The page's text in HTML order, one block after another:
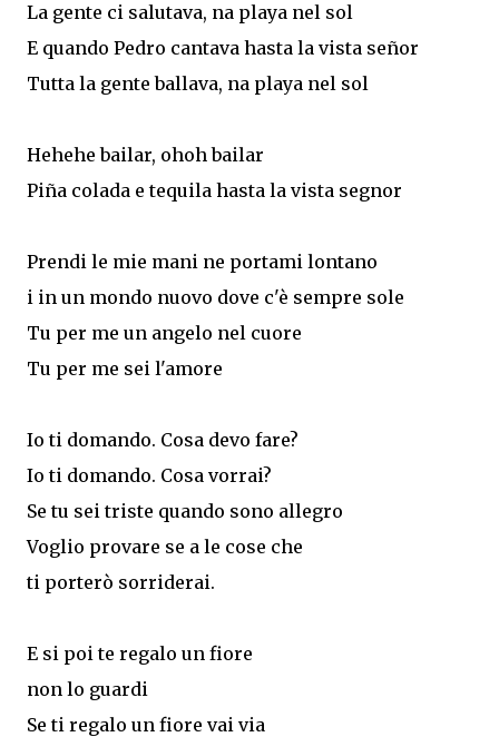
La gente ci salutava, na playa nel sol
E quando Pedro cantava hasta la vista señor
Tutta la gente ballava, na playa nel sol
Hehehe bailar, ohoh bailar
Piña colada e tequila hasta la vista segnor
Prendi le mie mani ne portami lontano
i in un mondo nuovo dove c'è sempre sole
Tu per me un angelo nel cuore
Tu per me sei l'amore
Io ti domando. Cosa devo fare?
Io ti domando. Cosa vorrai?
Se tu sei triste quando sono allegro
Voglio provare se a le cose che
ti porterò sorriderai.
E si poi te regalo un fiore
non lo guardi
Se ti regalo un fiore vai via